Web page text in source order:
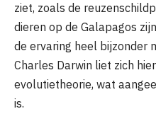
ziet, zoals de
dieren op de Galapagos
de ervaring heel bijzonder
Charles Darwin liet zich
evolutietheorie, wat
is.